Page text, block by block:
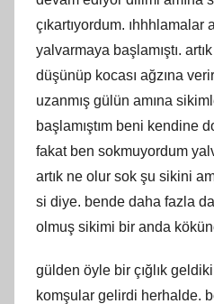
çıkartıyordum. ıhhhlamalar
yalvarmaya başlamıştı.
düşünüp kocası ağzına
uzanmış gülün amına
başlamıştım beni kendine
fakat ben sokmuyordum
artık ne olur sok şu sikini
si diye. bende daha fazla
olmuş sikimi bir anda
gülden öyle bir çığlık
komşular gelirdi herhalde.